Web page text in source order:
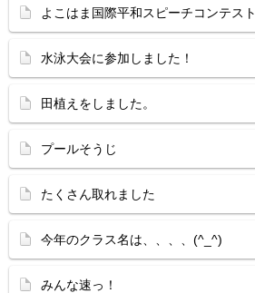
よこはま国際平和スピーチコンテスト
水泳大会に参加しました！
田植えをしました。
プールそうじ
たくさん取れました
今年のクラス名は、、、、(^_^)
みんな速っ！